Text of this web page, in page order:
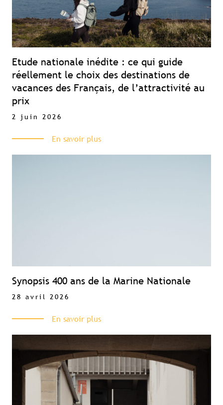
Etude nationale inédite : ce qui guide
réellement le choix des destinations de
vacances des Français, de l’attractivité au
prix
2 juin 2026
En savoir plus
Synopsis 400 ans de la Marine Nationale
28 avril 2026
En savoir plus
Contenu réservé aux abonné(e)s
Souscrivez à l'abonnement et accédez à
tous nos contenus exclusifs